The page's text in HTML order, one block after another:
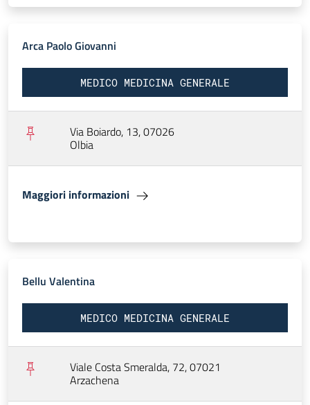
Arca Paolo Giovanni
MEDICO MEDICINA GENERALE
Via Boiardo, 13, 07026
Olbia
Maggiori informazioni
Bellu Valentina
MEDICO MEDICINA GENERALE
Viale Costa Smeralda, 72, 07021
Arzachena